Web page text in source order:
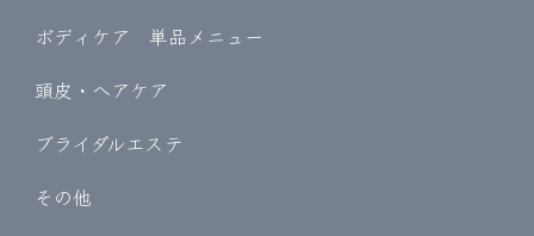
ボディケア 単品メニュー
頭皮・ヘアケア
ブライダルエステ
その他